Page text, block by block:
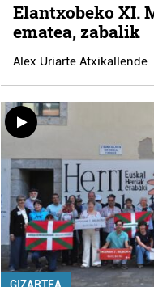
Elantxobeko XI.
ematea, zabalik
Alex Uriarte Atxikallende
GIZARTEA